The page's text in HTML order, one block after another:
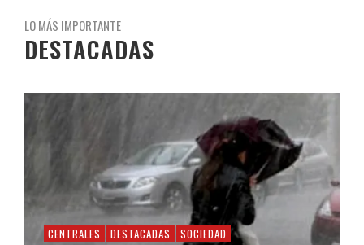
LO MÁS IMPORTANTE
DESTACADAS
CENTRALES DESTACADAS SOCIEDAD